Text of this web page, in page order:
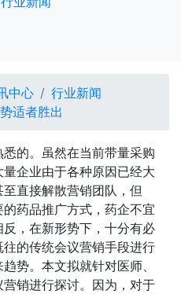
中心
行业新闻
适者胜出
的。虽然在当前带量采购
企业由于各种原因已经大
直接解散营销团队，但
药品推广方式，药企不宜
，在新形势下，十分有必
的传统会议营销手段进行
势。本文拟就针对医师、
销进行探讨。因为，对于